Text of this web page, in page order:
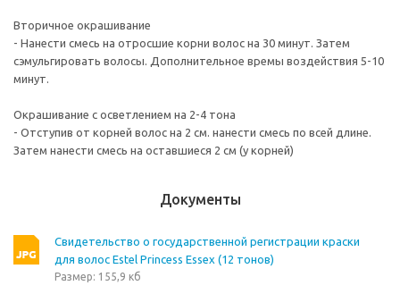
Вторичное окрашивание
- Нанести смесь на отросшие корни волос на 30 минут. Затем
сэмульгировать волосы. Дополнительное времы воздействия 5-10
минут.
Окрашивание с осветлением на 2-4 тона
- Отступив от корней волос на 2 см. нанести смесь по всей длине.
Затем нанести смесь на оставшиеся 2 см (у корней)
Документы
Свидетельство о государственной регистрации краски
для волос Estel Princess Essex (12 тонов)
Размер: 155,9 кб